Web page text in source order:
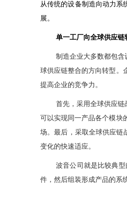
从传统的设备制造向动力系
展。
单一工厂向全球供应链
制造企业大多数都包
球供应链整合的方向转型。
提高企业的竞争力。
首先，采用全球供应链
可以实现同一产品各个模块
场。最后，采取全球供应链
变化的快速适应。
波音公司就是比较典
件，然后组装形成产品的系